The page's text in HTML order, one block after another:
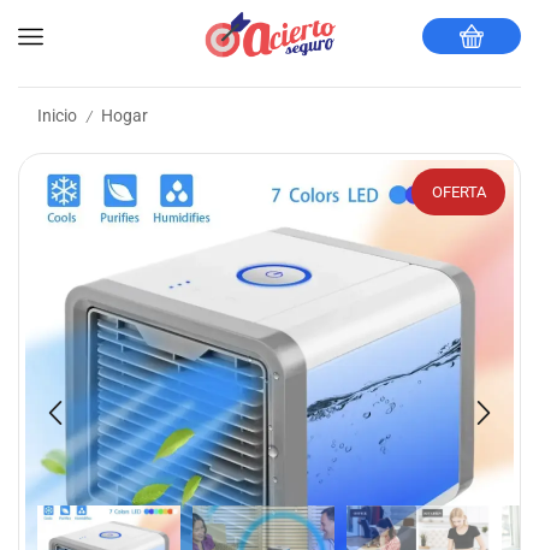
Inicio / Hogar
OFERTA